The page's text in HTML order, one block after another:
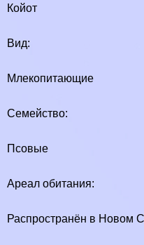
Койот
Вид:
Млекопитающие
Семейство:
Псовые
Ареал обитания:
Распространён в Новом